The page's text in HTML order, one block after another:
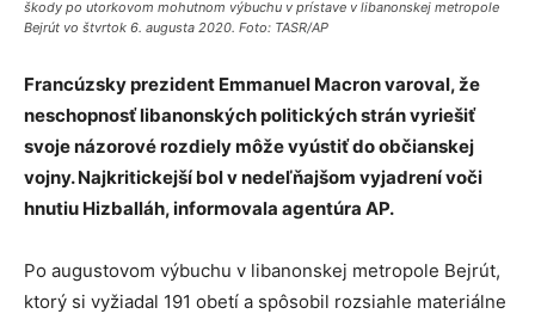
škody po utorkovom mohutnom výbuchu v prístave v libanonskej metropole
Bejrút vo štvrtok 6. augusta 2020. Foto: TASR/AP
Francúzsky prezident Emmanuel Macron varoval, že
neschopnosť libanonských politických strán vyriešiť
svoje názorové rozdiely môže vyústiť do občianskej
vojny. Najkritickejší bol v nedeľňajšom vyjadrení voči
hnutiu Hizballáh, informovala agentúra AP.
Po augustovom výbuchu v libanonskej metropole Bejrút,
ktorý si vyžiadal 191 obetí a spôsobil rozsiahle materiálne